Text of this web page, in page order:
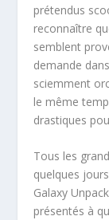
prétendus
reconnaître
semblent
demande
sciemment
le même
drastiques
Tous les
quelques
Galaxy
présentés à